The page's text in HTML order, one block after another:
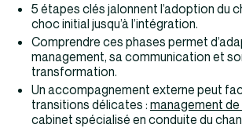
5 étapes clés jalonnent l’adoption du
choc initial jusqu’à l’intégration.
Comprendre ces phases permet
management, sa communication et
transformation.
Un accompagnement externe peut
transitions délicates : management
cabinet spécialisé en conduite du